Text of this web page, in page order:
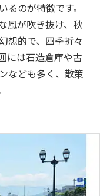
のが特徴です。
風が吹き抜け、秋
想的で、四季折々
には石造倉庫や古
なども多く、散策